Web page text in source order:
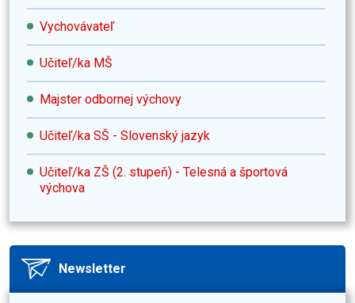
Vychovávateľ
Učiteľ/ka MŠ
Majster odbornej výchovy
Učiteľ/ka SŠ - Slovenský jazyk
Učiteľ/ka ZŠ (2. stupeň) - Telesná a športová
výchova
Newsletter